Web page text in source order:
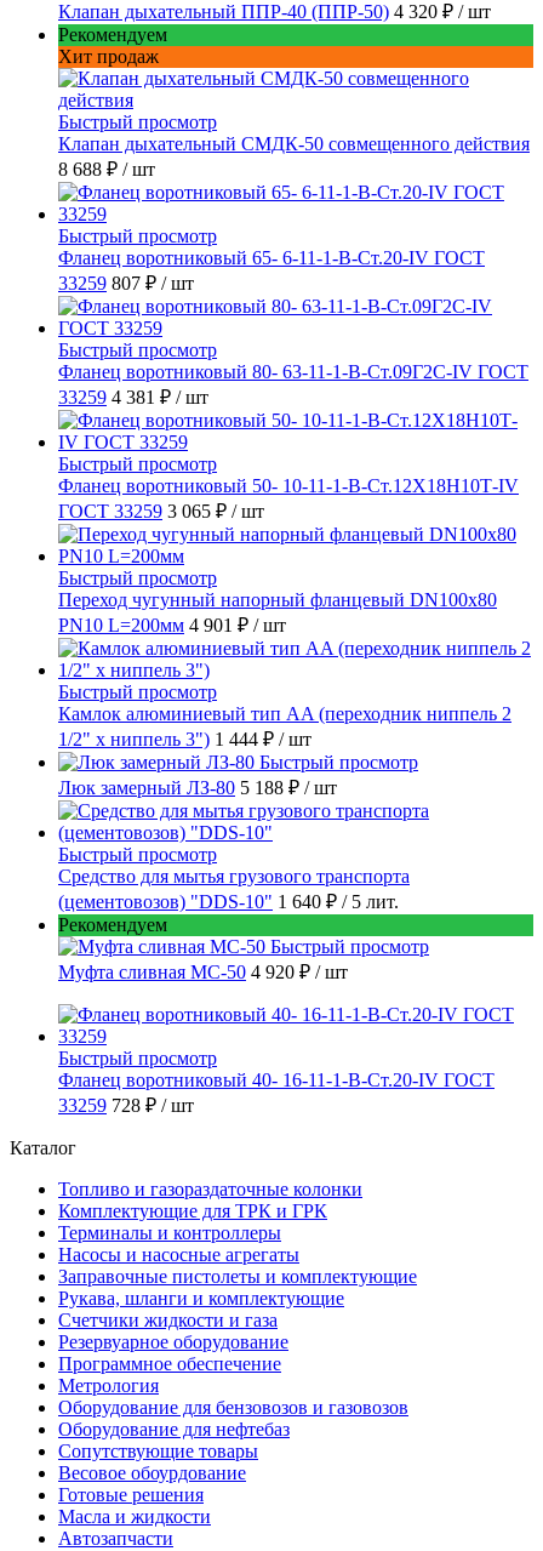
Клапан дыхательный ППР-40 (ППР-50) 4 320 ₽ / шт
Рекомендуем
Хит продаж
Быстрый просмотр
Клапан дыхательный СМДК-50 совмещенного действия
8 688 ₽ / шт
Быстрый просмотр
Фланец воротниковый 65- 6-11-1-B-Ст.20-IV ГОСТ
33259 807 ₽ / шт
Быстрый просмотр
Фланец воротниковый 80- 63-11-1-B-Ст.09Г2С-IV ГОСТ
33259 4 381 ₽ / шт
Быстрый просмотр
Фланец воротниковый 50- 10-11-1-B-Ст.12Х18Н10Т-IV
ГОСТ 33259 3 065 ₽ / шт
Быстрый просмотр
Переход чугунный напорный фланцевый DN100х80
PN10 L=200мм 4 901 ₽ / шт
Быстрый просмотр
Камлок алюминиевый тип AA (переходник ниппель 2
1/2" х ниппель 3") 1 444 ₽ / шт
Быстрый просмотр
Люк замерный ЛЗ-80 5 188 ₽ / шт
Быстрый просмотр
Средство для мытья грузового транспорта
(цементовозов) "DDS-10" 1 640 ₽ / 5 лит.
Рекомендуем
Быстрый просмотр
Муфта сливная МС-50 4 920 ₽ / шт
Быстрый просмотр
Фланец воротниковый 40- 16-11-1-B-Ст.20-IV ГОСТ
33259 728 ₽ / шт
Каталог
Топливо и газораздаточные колонки
Комплектующие для ТРК и ГРК
Терминалы и контроллеры
Насосы и насосные агрегаты
Заправочные пистолеты и комплектующие
Рукава, шланги и комплектующие
Счетчики жидкости и газа
Резервуарное оборудование
Программное обеспечение
Метрология
Оборудование для бензовозов и газовозов
Оборудование для нефтебаз
Сопутствующие товары
Весовое обоурдование
Готовые решения
Масла и жидкости
Автозапчасти